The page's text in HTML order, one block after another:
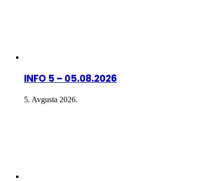
INFO 5 – 05.08.2026
5. Avgusta 2026.